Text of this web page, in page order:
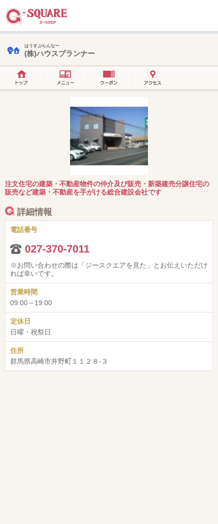
はうすぷらんなー
(株)ハウスプランナー
注文住宅の建築・不動産物件の仲介及び販売・新築建売分譲住宅の
販売など建築・不動産を手がける総合建設会社です
詳細情報
電話番号
027-370-7011
※お問い合わせの際は「ジースクエアを見た」とお伝えいただけ
れば幸いです。
営業時間
09:00～19:00
定休日
日曜・祝祭日
住所
群馬県高崎市井野町１１２８-３